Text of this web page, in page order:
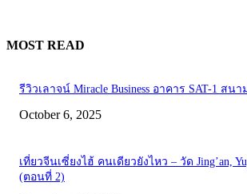
MOST READ
รีวิวเลาจน์ Miracle Business อาคาร SAT-1 ส
October 6, 2025
เที่ยวจีนเซี่ยงไฮ้ คนเดียวยังไหว – วัด Jing’an,
(ตอนที่ 2)